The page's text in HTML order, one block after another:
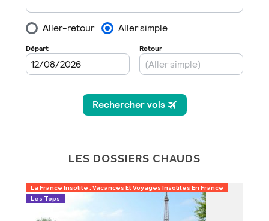
LES DOSSIERS CHAUDS
La France Insolite : Vacances Et Voyages Insolites En France
Les Tops